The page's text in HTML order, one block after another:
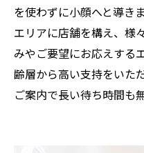
を使わずに小顔へと導き
エリアに店舗を構え、様
みやご要望にお応えする
齢層から高い支持をいた
ご案内で長い待ち時間も